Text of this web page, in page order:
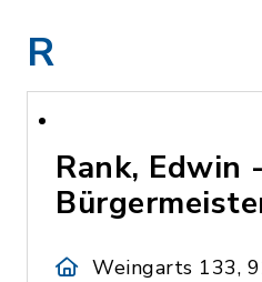
R
Rank, Edwin
Weingarts 133,